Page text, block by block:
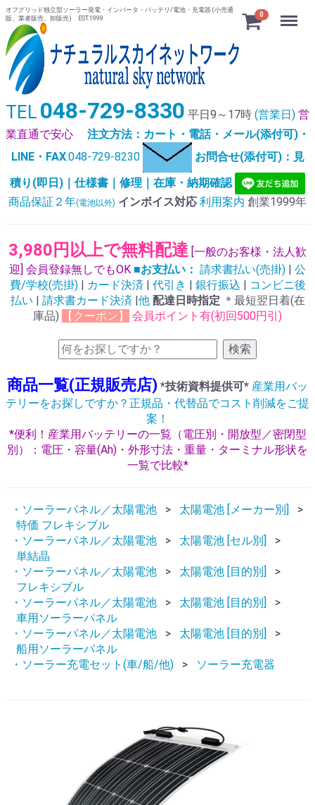
オフグリッド独立型ソーラー発電・インバータ・バッテリ/電池・充電器 (小売通
販、業者販売、卸販売) EST.1999
0 Menu
TEL 048-729-8330 平日9～17時 (営業日) 営
業直通で安心
注文方法：カート・電話・メール(添付可)・
LINE・FAX:048-729-8230
お問合せ(添付可)：見
積り(即日)｜仕様書｜修理｜在庫・納期確認
商品保証２年(電池以外) インボイス対応 利用案内 創業1999年
3,980円以上で無料配達 [一般のお客様・法人歓
迎] 会員登録無しでもOK ■お支払い： 請求書払い(売掛) | 公
費/学校(売掛) | カード決済 | 代引き | 銀行振込 | コンビニ後
払い | 請求書カード決済 |他 配達日時指定 ＊最短翌日着(在
庫品)
【クーポン】 会員ポイント有(初回500円引)
検索
商品一覧(正規販売店) *技術資料提供可* 産業用バッ
テリーをお探しですか？正規品・代替品でコスト削減をご提
案！
*便利！産業用バッテリーの一覧（電圧別・開放型／密閉型
別）：電圧・容量(Ah)・外形寸法・重量・ターミナル形状を
一覧で比較*
・ソーラーパネル／太陽電池
太陽電池 [メーカー別]
特価 フレキシブル
・ソーラーパネル／太陽電池
太陽電池 [セル別]
単結晶
・ソーラーパネル／太陽電池
太陽電池 [目的別]
フレキシブル
・ソーラーパネル／太陽電池
太陽電池 [目的別]
車用ソーラーパネル
・ソーラーパネル／太陽電池
太陽電池 [目的別]
船用ソーラーパネル
・ソーラー充電セット(車/船/他)
ソーラー充電器